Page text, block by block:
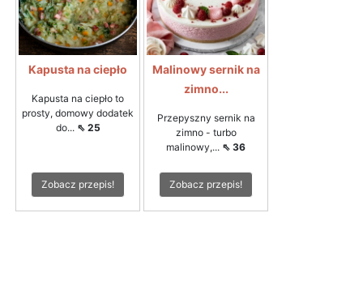
Kapusta na ciepło
Kapusta na ciepło to
prosty, domowy dodatek
do... ⇖ 25
Zobacz przepis!
Malinowy sernik na
zimno...
Przepyszny sernik na
zimno - turbo
malinowy,... ⇖ 36
Zobacz przepis!